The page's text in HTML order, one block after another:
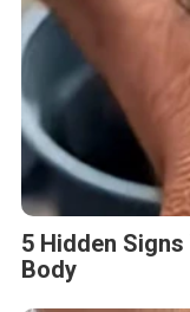
5 Hidden
Body